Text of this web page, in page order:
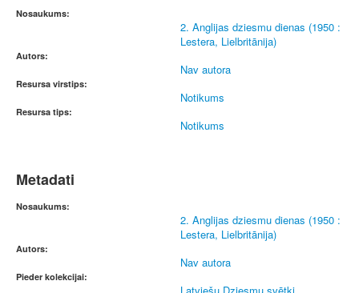
Nosaukums:
2. Anglijas dziesmu dienas (1950 :
Lestera, Lielbritānija)
Autors:
Nav autora
Resursa virstips:
Notikums
Resursa tips:
Notikums
Metadati
Nosaukums:
2. Anglijas dziesmu dienas (1950 :
Lestera, Lielbritānija)
Autors:
Nav autora
Pieder kolekcijai: